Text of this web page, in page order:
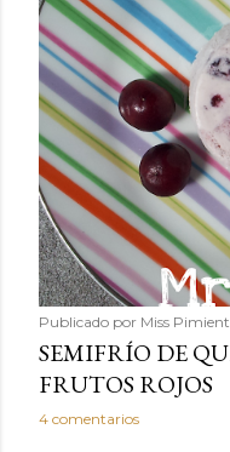
Publicado por Miss
SEMIFRÍO DE
FRUTOS ROJOS
4 comentarios